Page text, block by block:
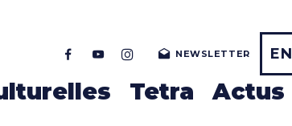
NEWSLETTER EN
Tetra Actus